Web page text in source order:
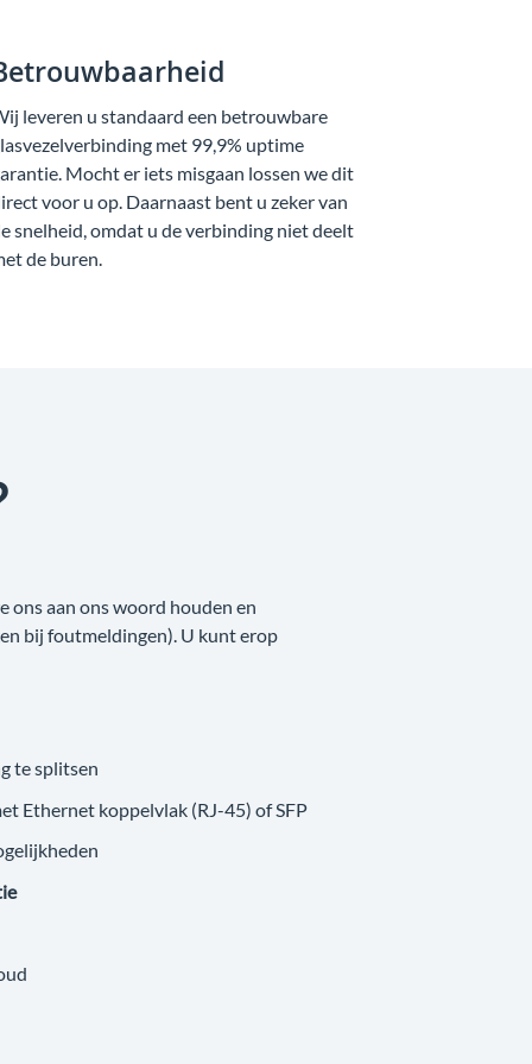
leveren u standaard een betrouwbare
met 99,9% uptime
Mocht er iets misgaan lossen we dit
voor u op. Daarnaast bent u zeker van
snelheid, omdat u de verbinding niet deelt
de buren.
ons aan ons woord houden en
bij foutmeldingen). U kunt erop
te splitsen
Ethernet koppelvlak (RJ-45) of SFP